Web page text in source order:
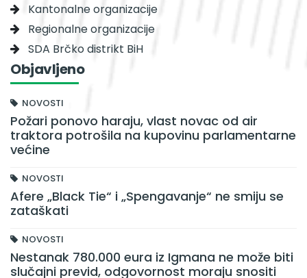
Kantonalne organizacije
Regionalne organizacije
SDA Brčko distrikt BiH
Objavljeno
NOVOSTI
Požari ponovo haraju, vlast novac od air
traktora potrošila na kupovinu parlamentarne
većine
NOVOSTI
Afere „Black Tie“ i „Spengavanje“ ne smiju se
zataškati
NOVOSTI
Nestanak 780.000 eura iz Igmana ne može biti
slučajni previd, odgovornost moraju snositi